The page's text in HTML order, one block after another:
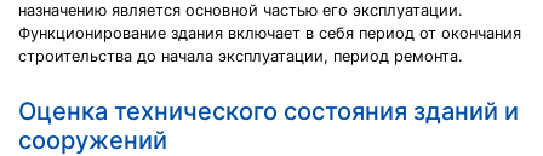
назначению является основной частью его эксплуатации.
Функционирование здания включает в себя период от окончания
строительства до начала эксплуатации, период ремонта.
Оценка технического состояния зданий и
сооружений